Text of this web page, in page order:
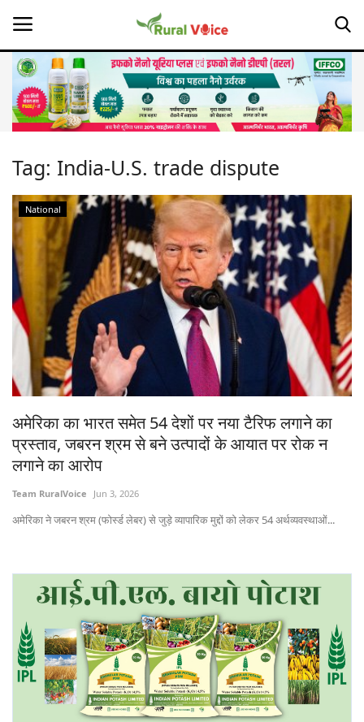
Home
About Us
Leadership Profiles
Opinion
Politics
Magazine
States
Events
Agribusiness
Agritech
International
Rural Dialogue
Ground Report
Rural Connect
Tag: India-U.S. trade dispute
National
अमेरिका का भारत समेत 54 देशों पर नया टैरिफ लगाने का
प्रस्ताव, जबरन श्रम से बने उत्पादों के आयात पर रोक न
लगाने का आरोप
Team RuralVoice Jun 3, 2026
अमेरिका ने जबरन श्रम (फोर्स्ड लेबर) से जुड़े व्यापारिक मुद्दों को लेकर 54 अर्थव्यवस्थाओं...